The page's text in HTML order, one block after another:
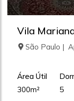
Vila
São Paulo |
Área Útil
300m²
5